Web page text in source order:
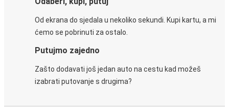
Od ekrana do sjedala u nekoliko sekundi. Kupi kartu, a mi
ćemo se pobrinuti za ostalo.
Putujmo zajedno
Zašto dodavati još jedan auto na cestu kad možeš
izabrati putovanje s drugima?